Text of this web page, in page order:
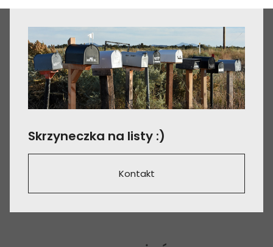
Skrzyneczka na listy :)
Kontakt